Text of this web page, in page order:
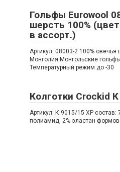
Гольфы Eurowool
шерсть 100%
в ассорт.)
Артикул: 08003-2 100% овечья
Монголия Монгольские
Температурный режим до -30
Колготки Crockid
Артикул: К 9015/15 ХР состав:
полиамид, 2% эластан